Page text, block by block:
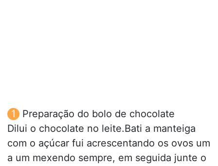
Preparação do bolo de chocolate
Dilui o chocolate no leite.Bati a manteiga
com o açúcar fui acrescentando os ovos um
a um mexendo sempre, em seguida junte o